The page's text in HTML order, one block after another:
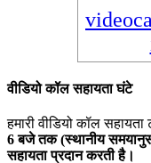
वडय कल सहयत घट
हमर वडय कल सहयत
6 बज तक (सथनय समयन
सहयत परदन करत ह।